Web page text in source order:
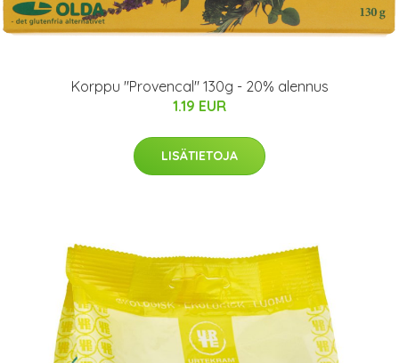
Korppu "Provencal" 130g - 20% alennus
1.19 EUR
LISÄTIETOJA